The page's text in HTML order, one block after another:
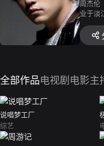
周杰伦
业于淡
唱会
像奖最
出电影
4年发
年成立
全部作品电视剧 电影主
说唱梦工厂
综艺